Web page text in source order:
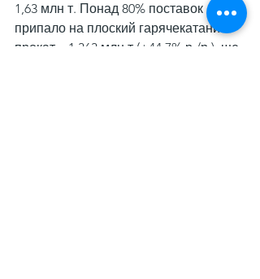
1,63 млн т. Понад 80% поставок
припало на плоский гарячекатаний
прокат – 1,363 млн т (+44,7% р./р.), ще